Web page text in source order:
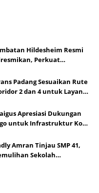
Hildesheim Resmi
Perkuat
Hildesheim
Padang Sesuaikan Rute
2 dan 4 untuk Layani
Apresiasi Dukungan
untuk Infrastruktur Kota
Amran Tinjau SMP 41,
Sekolah